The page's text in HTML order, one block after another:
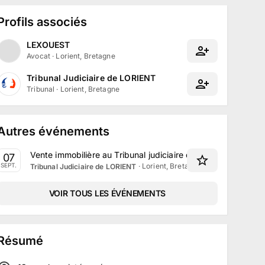
associés
LEXOUEST
Avocat · Lorient, Bretagne
Tribunal Judiciaire de LORIENT
Tribunal · Lorient, Bretagne
événements
07
SEPT.
Vente immobilière au Tribunal judiciaire de Lorient le 7
Tribunal Judiciaire de LORIENT · Lorient, Bretagne
VOIR TOUS LES ÉVÉNEMENTS